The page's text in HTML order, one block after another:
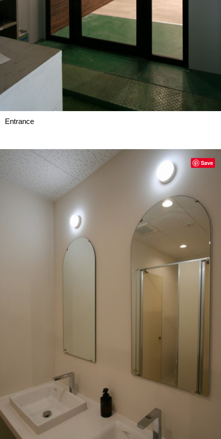
Entrance
Save